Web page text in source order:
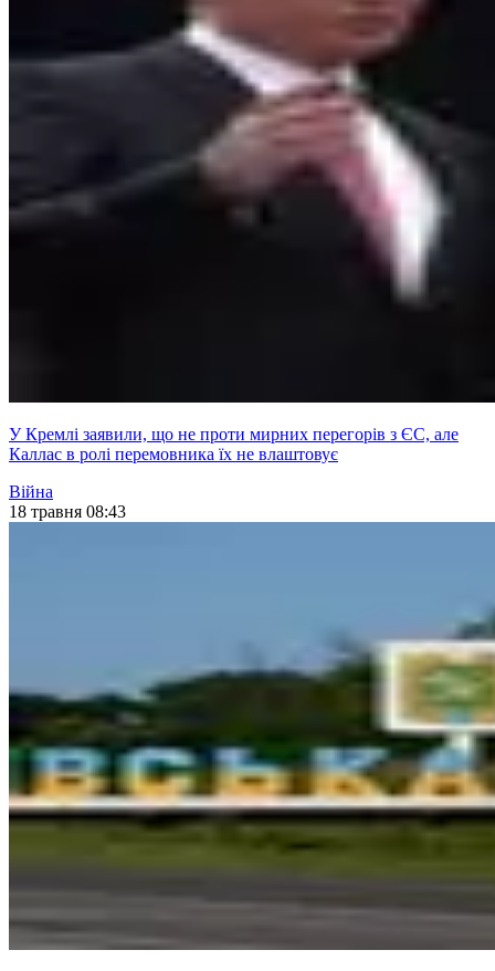
У Кремлі заявили, що не проти мирних перегорів з ЄС, але
Каллас в ролі перемовника їх не влаштовує
Війна
18 травня 08:43